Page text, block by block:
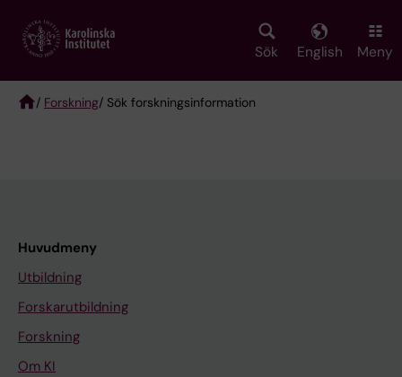
main
Sök English Meny
/ Forskning/ Sök forskningsinformation
Huvudmeny
Utbildning
Forskarutbildning
Forskning
Om KI